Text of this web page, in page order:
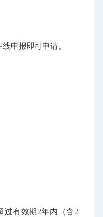
申报即可申请。
过有效期2年内（含2